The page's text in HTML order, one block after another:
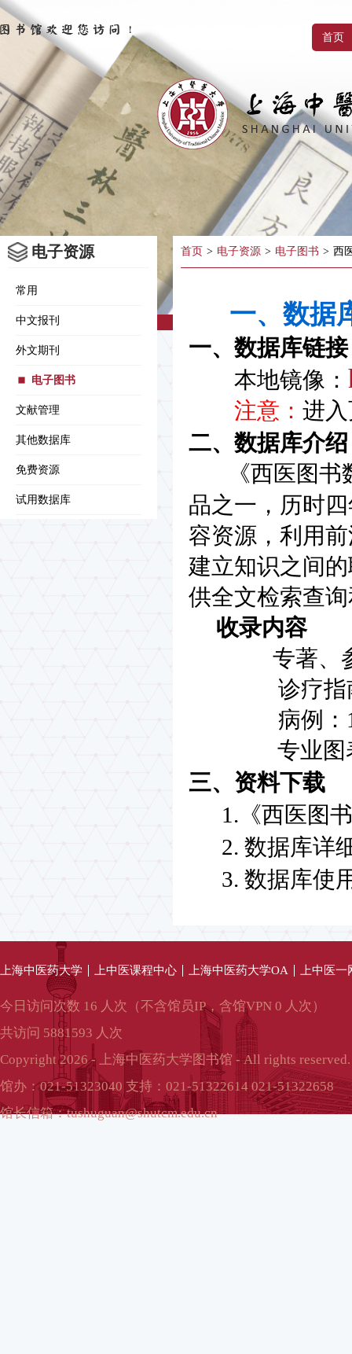
首页
电子资源
常用
中文报刊
外文期刊
电子图书
文献管理
其他数据库
免费资源
试用数据库
首页 > 电子资源 > 电子图书 > 西
一、数据
一、数据库链接
本地镜像：
注意： 进
二、数据库介绍
《西医图
品之一，历时
容资源，利用
建立知识之间
供全文检索查
收录内容
专著、参考
诊疗指南
病例：
专业图表
三、资料下载
1.《西医图书
2. 数据库详
3. 数据库使
上海中医药大学 上中医课程中心 上海中医药大学OA 上中医
今日访问次数 16 人次（不含馆员IP，含馆VPN 0 人次）
共访问 5881593 人次
Copyright 2026 - 上海中医药大学图书馆 - All rights reserved.
馆办：021-51323040 支持：021-51322614 021-51322658
馆长信箱：tushuguan@shutcm.edu.cn